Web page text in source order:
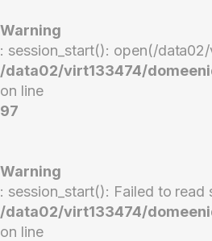
Warning
: session_start(): open(/
/data02/virt133474/
on line
97
Warning
: session_start(): Failed to
/data02/virt133474/
on line